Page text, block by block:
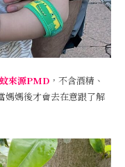
來源PMD ，不含酒精、
媽媽後才會去在意跟了解